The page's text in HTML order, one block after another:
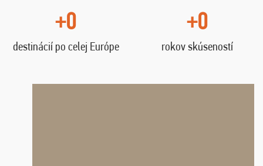
+0
destinácií po celej Európe
+0
rokov skúseností